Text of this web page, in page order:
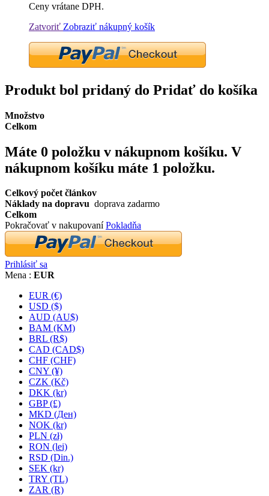
Ceny vrátane DPH.
Zatvoriť Zobraziť nákupný košík
Produkt bol pridaný do Pridať do košíka
Množstvo
Celkom
Máte 0 položku v nákupnom košíku. V
nákupnom košíku máte 1 položku.
Celkový počet článkov
Náklady na dopravu doprava zadarmo
Celkom
Pokračovať v nakupovaníPokladňa
Prihlásiť sa
Mena : EUR
EUR (€)
USD ($)
AUD (AU$)
BAM (KM)
BRL (R$)
CAD (CAD$)
CHF (CHF)
CNY (¥)
CZK (Kč)
DKK (kr)
GBP (£)
MKD (Ден)
NOK (kr)
PLN (zł)
RON (lei)
RSD (Din.)
SEK (kr)
TRY (TL)
ZAR (R)